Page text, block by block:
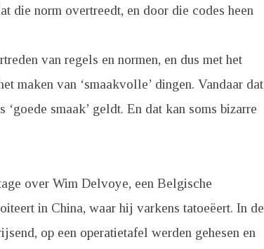
die norm overtreedt, en door die codes heen
van regels en normen, en dus met het
maken van ‘smaakvolle’ dingen. Vandaar dat
smaak’ geldt. En dat kan soms bizarre
over Wim Delvoye, een Belgische
in China, waar hij varkens tatoeëert. In de
op een operatietafel werden gehesen en